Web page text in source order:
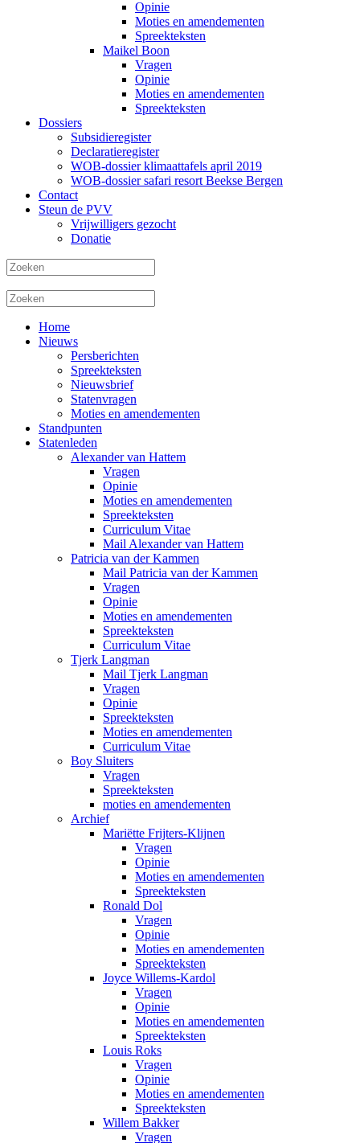
Opinie
Moties en amendementen
Spreekteksten
Maikel Boon
Vragen
Opinie
Moties en amendementen
Spreekteksten
Dossiers
Subsidieregister
Declaratieregister
WOB-dossier klimaattafels april 2019
WOB-dossier safari resort Beekse Bergen
Contact
Steun de PVV
Vrijwilligers gezocht
Donatie
Home
Nieuws
Persberichten
Spreekteksten
Nieuwsbrief
Statenvragen
Moties en amendementen
Standpunten
Statenleden
Alexander van Hattem
Vragen
Opinie
Moties en amendementen
Spreekteksten
Curriculum Vitae
Mail Alexander van Hattem
Patricia van der Kammen
Mail Patricia van der Kammen
Vragen
Opinie
Moties en amendementen
Spreekteksten
Curriculum Vitae
Tjerk Langman
Mail Tjerk Langman
Vragen
Opinie
Spreekteksten
Moties en amendementen
Curriculum Vitae
Boy Sluiters
Vragen
Spreekteksten
moties en amendementen
Archief
Mariëtte Frijters-Klijnen
Vragen
Opinie
Moties en amendementen
Spreekteksten
Ronald Dol
Vragen
Opinie
Moties en amendementen
Spreekteksten
Joyce Willems-Kardol
Vragen
Opinie
Moties en amendementen
Spreekteksten
Louis Roks
Vragen
Opinie
Moties en amendementen
Spreekteksten
Willem Bakker
Vragen